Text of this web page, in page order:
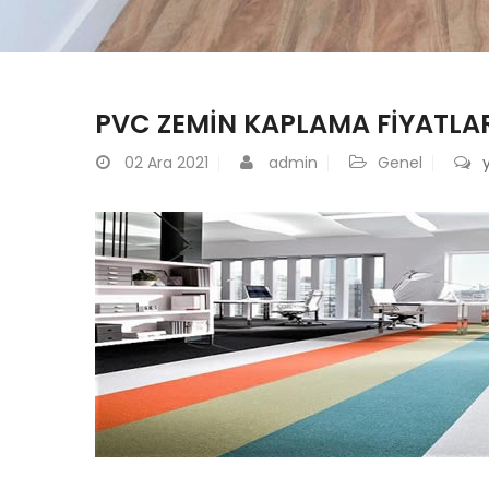
PVC ZEMIN KAPLAMA
02 Ara 2021 admin Genel